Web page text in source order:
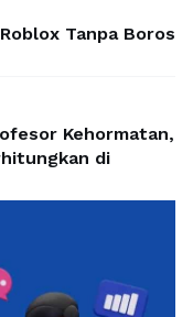
Tanpa Boros
Kehormatan,
di